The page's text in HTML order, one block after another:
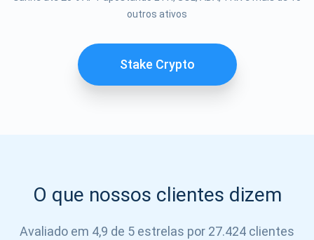
outros ativos
Stake Crypto
O que nossos clientes dizem
Avaliado em 4,9 de 5 estrelas por 27.424 clientes
INSCREVER